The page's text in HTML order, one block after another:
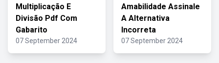
Multiplicação E
Divisão Pdf Com
Gabarito
07 September 2024
Amabilidade Assinale
A Alternativa
Incorreta
07 September 2024